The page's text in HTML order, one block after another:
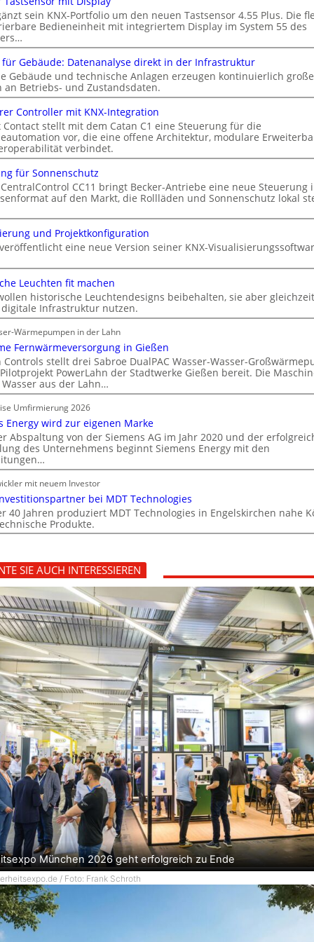
sein KNX-Portfolio um den neuen Tastsensor 4.55 Plus. Die
Bedieneinheit mit integriertem Display im System 55 des
für Gebäude: Datenanalyse direkt in der Infrastruktur
Gebäude und technische Anlagen erzeugen kontinuierlich große
an Betriebs- und Zustandsdaten.
Controller mit KNX-Integration
Contact stellt mit dem Catan C1 eine Steuerung für die
vor, die eine offene Architektur, modulare
verbindet.
für Sonnenschutz
CC11 bringt Becker-Antriebe eine neue Steuerung
auf den Markt, die Rollläden und Sonnenschutz lokal
und Projektkonfiguration
eine neue Version seiner KNX-
Leuchten fit machen
historische Leuchtendesigns beibehalten, sie aber
Infrastruktur nutzen.
Wärmepumpen in der Lahn
Fernwärmeversorgung in Gießen
Controls stellt drei Sabroe DualPAC Wasser-Wasser-
PowerLahn der Stadtwerke Gießen bereit. Die
aus der Lahn…
Umfirmierung 2026
Energy wird zur eigenen Marke
Abspaltung von der Siemens AG im Jahr 2020 und der
des Unternehmens beginnt Siemens Energy mit den
mit neuem Investor
bei MDT Technologies
40 Jahren produziert MDT Technologies in Engelskirchen nahe
Produkte.
SIE AUCH INTERESSIEREN
München 2026 geht erfolgreich zu Ende
/ Foto: Frank Schroth